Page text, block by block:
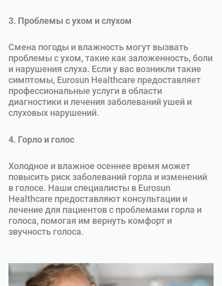
3. Проблемы с ухом и слухом
Смена погоды и влажность могут вызвать
проблемы с ухом, такие как заложенность, боли
и нарушения слуха. Если у вас возникли такие
симптомы, Eurosun Healthcare предоставляет
профессиональные услуги в области
диагностики и лечения заболеваний ушей и
слуховых нарушений.
4. Горло и голос
Холодное и влажное осеннее время может
повысить риск заболеваний горла и изменений
в голосе. Наши специалисты в Eurosun
Healthcare предоставляют консультации и
лечение для пациентов с проблемами горла и
голоса, помогая им вернуть комфорт и
звучность голоса.